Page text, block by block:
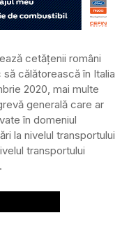
cetățenii români
călătorească în Italia
2020, mai multe
generală care ar
în domeniul
la nivelul transportului
transportului